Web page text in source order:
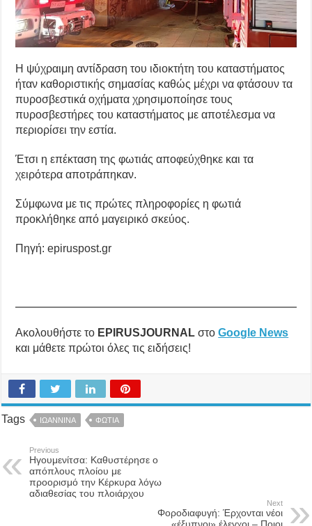
Η ψύχραιμη αντίδραση του ιδιοκτήτη του καταστήματος
ήταν καθοριστικής σημασίας καθώς μέχρι να φτάσουν τα
πυροσβεστικά οχήματα χρησιμοποίησε τους
πυροσβεστήρες του καταστήματος με αποτέλεσμα να
περιορίσει την εστία.
Έτσι η επέκταση της φωτιάς αποφεύχθηκε και τα
χειρότερα αποτράπηκαν.
Σύμφωνα με τις πρώτες πληροφορίες η φωτιά
προκλήθηκε από μαγειρικό σκεύος.
Πηγή: epiruspost.gr
Ακολουθήστε το EPIRUSJOURNAL στοGoogle News
και μάθετε πρώτοι όλες τις ειδήσεις!
Tags ΙΩΑΝΝΙΝΑ ΦΩΤΙΑ
Previous
Ηγουμενίτσα: Καθυστέρησε ο
απόπλους πλοίου με
προορισμό την Κέρκυρα λόγω
αδιαθεσίας του πλοιάρχου
Next
Φοροδιαφυγή: Έρχονται νέοι
«έξυπνοι» έλεγχοι – Ποιοι